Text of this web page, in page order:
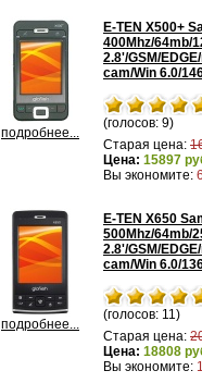
подробнее...
E-TEN X500+
400Mhz/64mb/
2.8'/GSM/
cam/Win 6.0/
(голосов: 9)
Старая цена:
Цена: 15897
Вы экономите:
подробнее...
E-TEN X650
500Mhz/64mb/
2.8'/GSM/
cam/Win 6.0/
(голосов: 11)
Старая цена:
Цена: 18808
Вы экономите: